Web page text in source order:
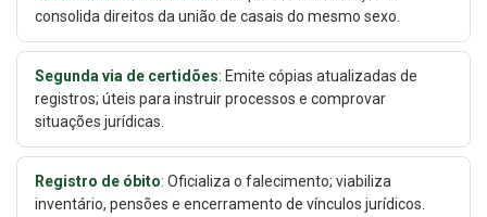
consolida direitos da união de casais do mesmo sexo.
Segunda via de certidões: Emite cópias atualizadas de
registros; úteis para instruir processos e comprovar
situações jurídicas.
Registro de óbito: Oficializa o falecimento; viabiliza
inventário, pensões e encerramento de vínculos jurídicos.